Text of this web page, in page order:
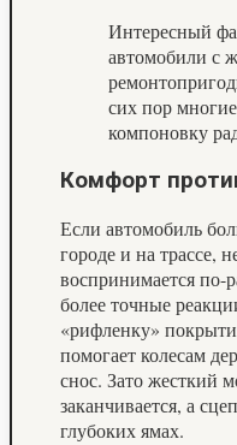
Интересный
автомобили с
сих пор
компоновку
Комфорт
Если автомобиль
городе и на трассе,
воспринимается по-
более точные
«рифленку»
помогает колесам
снос. Зато жесткий
заканчивается, а
глубоких ямах.